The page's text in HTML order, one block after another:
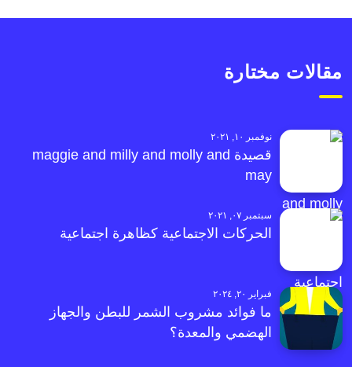
مقالات مختارة
نوفمبر ١٠, ٢٠٢١
قصيدة maggie and milly and molly and
may
سبتمبر ٠٧, ٢٠٢١
الحركات الاجتماعية كظاهرة اجتماعية
فبراير ٢٠, ٢٠٢٤
ما فوائد مشروب الشمر للبطن والجهاز
الهضمي والمعدة؟